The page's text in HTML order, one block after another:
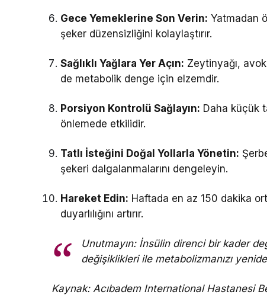
Gece Yemeklerine Son Verin: Yatmadan
şeker düzensizliğini kolaylaştırır.
Sağlıklı Yağlara Yer Açın: Zeytinyağı,
de metabolik denge için elzemdir.
Porsiyon Kontrolü Sağlayın: Daha küçük
önlemede etkilidir.
Tatlı İsteğini Doğal Yollarla Yönetin:
şekeri dalgalanmalarını dengeleyin.
Hareket Edin: Haftada en az 150 dakika
duyarlılığını artırır.
Unutmayın: İnsülin direnci bir kader
değişiklikleri ile metabolizmanızı
Kaynak: Acıbadem International Hastanesi